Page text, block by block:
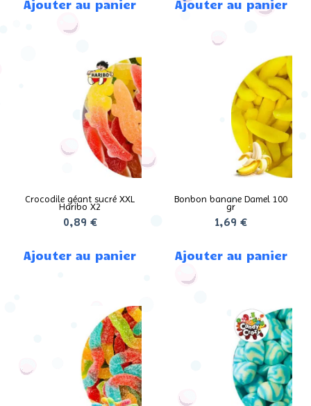
Ajouter au panier Ajouter au panier
Crocodile géant sucré XXL
Haribo X2
0,89 €
Ajouter au panier
Bonbon banane Damel 100
gr
1,69 €
Ajouter au panier